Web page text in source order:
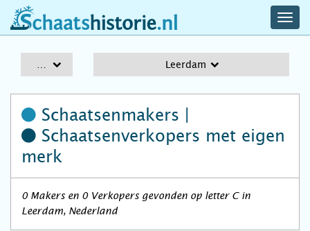
schaatshistorie.nl
Leerdam
Schaatsenmakers |
Schaatsenverkopers met eigen
merk
0 Makers en 0 Verkopers gevonden op letter C in
Leerdam, Nederland